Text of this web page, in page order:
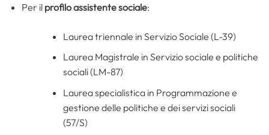
Per il profilo assistente sociale:
Laurea triennale in Servizio Sociale (L-39)
Laurea Magistrale in Servizio sociale e politiche
sociali (LM-87)
Laurea specialistica in Programmazione e
gestione delle politiche e dei servizi sociali
(57/S)